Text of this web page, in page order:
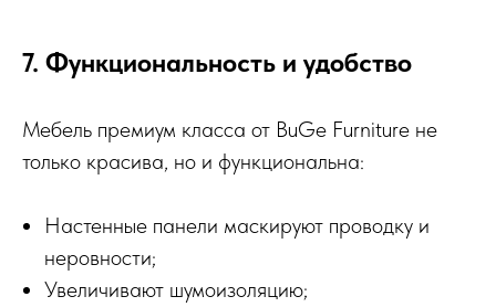
7. Функциональность и удобство
Мебель премиум класса от BuGe Furniture не
только красива, но и функциональна:
Настенные панели маскируют проводку и
неровности;
Увеличивают шумоизоляцию;